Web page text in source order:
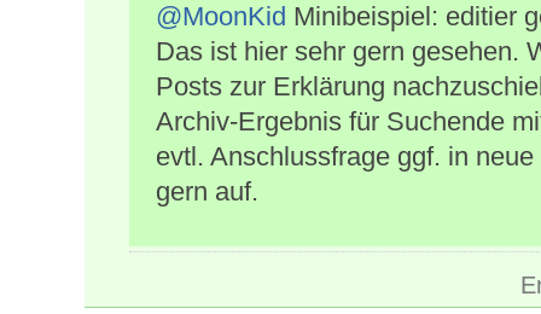
@MoonKid Minibeispiel: editier
Das ist hier sehr gern gesehen.
Posts zur Erklärung
Archiv-Ergebnis für Suchende
evtl. Anschlussfrage ggf. in
gern auf.